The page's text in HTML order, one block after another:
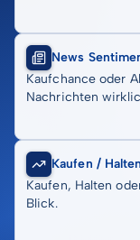
News
Kaufchance oder
Nachrichten
Kaufen /
Kaufen, Halten
Blick.